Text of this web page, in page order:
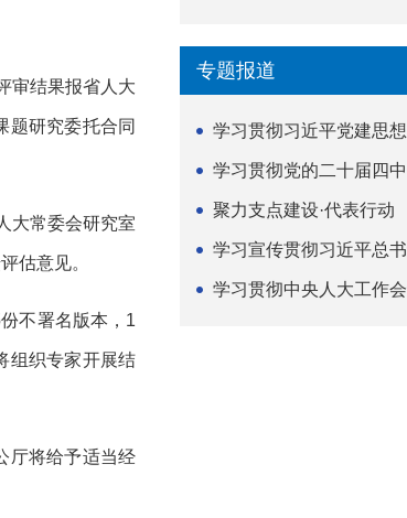
审结果报省人大
题研究委托合同
大常委会研究室
估意见。
不署名版本，1
组织专家开展结
厅将给予适当经
专题报道
学习贯彻习近平党建思想
聚力支点建设·代表行动